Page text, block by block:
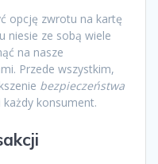
opcję zwrotu na kartę
niesie ze sobą wiele
na nasze
Przede wszystkim,
bezpieczeństwa
konsument.